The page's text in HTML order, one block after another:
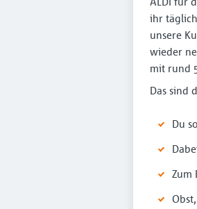
ihr
unsere
wieder
mit rund
Das sind
Du
Zum